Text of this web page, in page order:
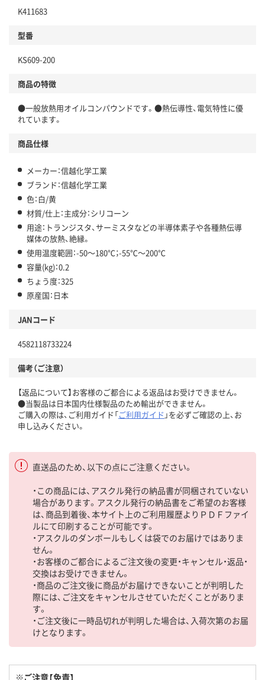
K411683
型番
KS609-200
商品の特徴
●一般放熱用オイルコンパウンドです。●熱伝導性、電気特性に優
れています。
商品仕様
メーカー：信越化学工業
ブランド：信越化学工業
色：白/黄
材質/仕上：主成分：シリコーン
用途：トランジスタ、サーミスタなどの半導体素子や各種熱伝導
媒体の放熱、絶縁。
使用温度範囲：-50～180℃；-55℃～200℃
容量(kg)：0.2
ちょう度：325
原産国：日本
JANコード
4582118733224
備考（ご注意）
【返品について】お客様のご都合による返品はお受けできません。
●当製品は日本国内仕様製品のため輸出ができません。
ご購入の際は、ご利用ガイド「ご利用ガイド 」を必ずご確認の上、お
申し込みください。
直送品のため、以下の点にご注意ください。
・この商品には、アスクル発行の納品書が同梱されていない
場合があります。アスクル発行の納品書をご希望のお客様
は、商品到着後、本サイト上のご利用履歴よりＰＤＦファイ
ルにて印刷することが可能です。
・アスクルのダンボールもしくは袋でのお届けではありま
せん。
・お客様のご都合によるご注文後の変更・キャンセル・返品・
交換はお受けできません。
・商品のご注文後に商品がお届けできないことが判明した
際には、ご注文をキャンセルさせていただくことがありま
す。
・ご注文後に一時品切れが判明した場合は、入荷次第のお届
けとなります。
※ご注意【免責】